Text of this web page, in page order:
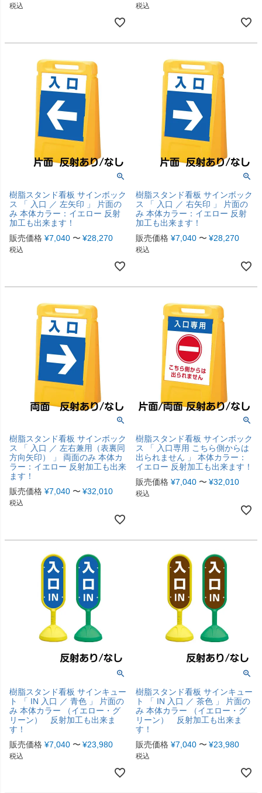
税込 税込
樹脂スタンド看板 サインボック
ス 「 入口 ／ 左矢印 」 片面の
み 本体カラー：イエロー 反射
加工も出来ます！
販売価格 ¥7,040 〜 ¥28,270
税込
樹脂スタンド看板 サインボック
ス 「 入口 ／ 右矢印 」 片面の
み 本体カラー：イエロー 反射
加工も出来ます！
販売価格 ¥7,040 〜 ¥28,270
税込
樹脂スタンド看板 サインボック
ス 「 入口 ／ 左右兼用（表裏同
方向矢印） 」 両面のみ 本体カ
ラー：イエロー 反射加工も出来
ます！
販売価格 ¥7,040 〜 ¥32,010
税込
樹脂スタンド看板 サインボック
ス 「 入口専用 こちら側からは
出られません 」 本体カラー：
イエロー 反射加工も出来ます！
販売価格 ¥7,040 〜 ¥32,010
税込
樹脂スタンド看板 サインキュー
ト 「 IN 入口 ／ 青色 」 片面の
み 本体カラー （イエロー・グ
リーン） 反射加工も出来ま
す！
販売価格 ¥7,040 〜 ¥23,980
税込
樹脂スタンド看板 サインキュー
ト 「 IN 入口 ／ 茶色 」 片面の
み 本体カラー （イエロー・グ
リーン） 反射加工も出来ま
す！
販売価格 ¥7,040 〜 ¥23,980
税込